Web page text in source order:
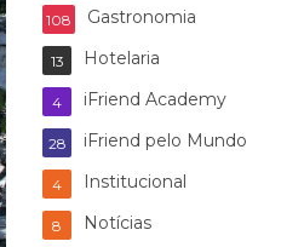
Gastronomia
108
Hotelaria
13
iFriend Academy
4
iFriend pelo Mundo
28
Institucional
4
Notícias
8